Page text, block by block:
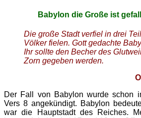
Babylon die Große ist
Die große Stadt verfiel in drei
Völker fielen. Gott gedachte
Ihr sollte den Becher des
Zorn gegeben werden.
Der Fall von Babylon wurde schon
Vers 8 angekündigt. Babylon
war die Hauptstadt des Reiches.